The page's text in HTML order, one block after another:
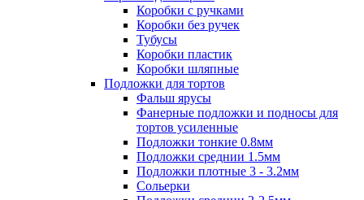
Коробки с ручками
Коробки без ручек
Тубусы
Коробки пластик
Коробки шляпные
Подложки для тортов
Фальш ярусы
Фанерные подложки и подносы для
тортов усиленные
Подложки тонкие 0.8мм
Подложки среднии 1.5мм
Подложки плотные 3 - 3.2мм
Сольерки